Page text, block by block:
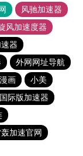
风驰加速器
风加速度器
器
外网网址导航
画
小美
际版加速器
加速官网